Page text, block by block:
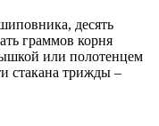
десять
граммов корня
или полотенцем
стакана трижды –